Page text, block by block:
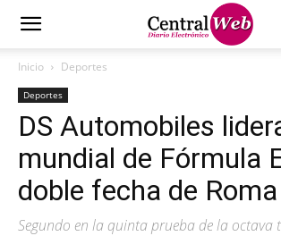
Inicio Deportes
Deportes
DS Automobiles
mundial de Fórmula
doble fecha de Roma
Segundo en la quinta prueba de la octava